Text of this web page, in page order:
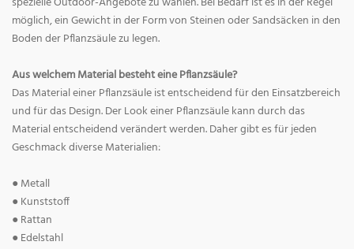
möglich, ein Gewicht in der Form von Steinen oder Sandsäcken in den
Boden der Pflanzsäule zu legen.
Aus welchem Material besteht eine Pflanzsäule?
Das Material einer Pflanzsäule ist entscheidend für den Einsatzbereich
und für das Design. Der Look einer Pflanzsäule kann durch das
Material entscheidend verändert werden. Daher gibt es für jeden
Geschmack diverse Materialien:
● Metall
● Kunststoff
● Rattan
● Edelstahl